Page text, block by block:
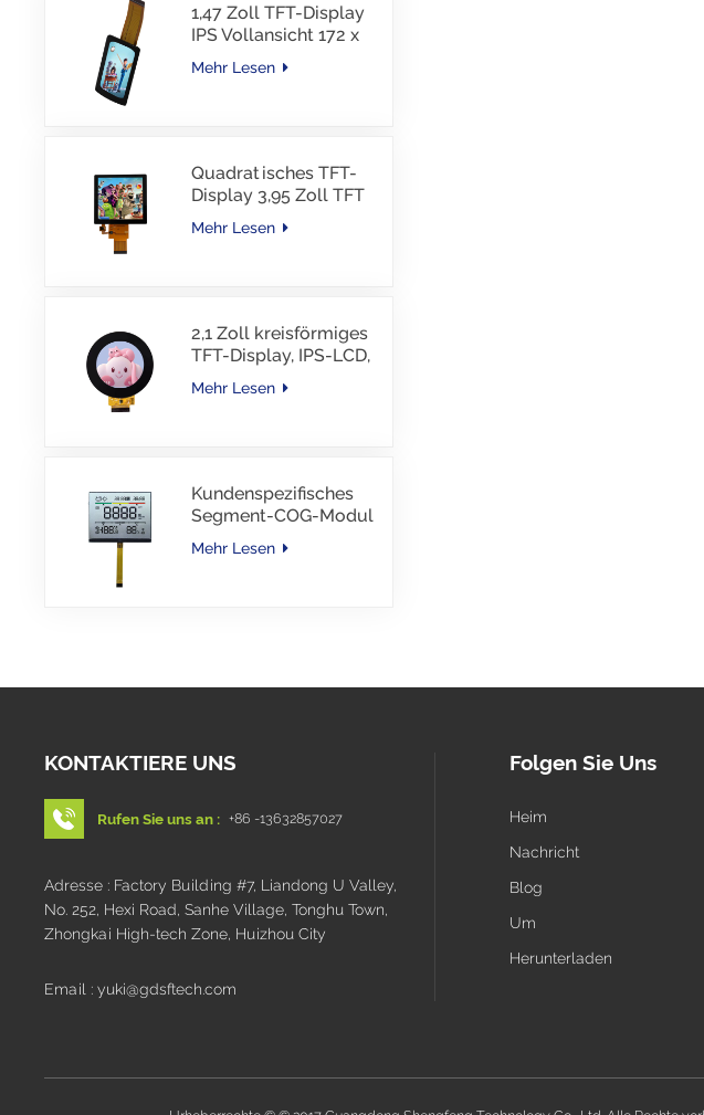
1,47 Zoll TFT-Display
IPS Vollansicht 172 x
320 Auflösung
Bildschirm
Mehr Lesen
Quadratisches TFT-
Display 3,95 Zoll TFT
LCD 480*480 40PINS
RGB-Schnittstelle
Mehr Lesen
2,1 Zoll kreisförmiges
TFT-Display, IPS-LCD,
RGB-Schnittstelle
Mehr Lesen
Kundenspezifisches
Segment-COG-Modul
TN-LCD mit
Farbdruck
Mehr Lesen
KONTAKTIERE UNS
Rufen Sie uns an : +86 -13632857027
Adresse : Factory Building #7, Liandong U Valley,
No. 252, Hexi Road, Sanhe Village, Tonghu Town,
Zhongkai High-tech Zone, Huizhou City
Email : yuki@gdsftech.com
Folgen Sie Uns
Heim
Nachricht
Blog
Um
Herunterladen